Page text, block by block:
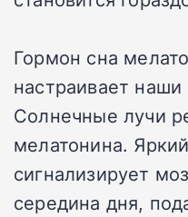
Гормон сна
настраивает
Солнечные лучи
мелатонина.
сигнализирует
середина дня,